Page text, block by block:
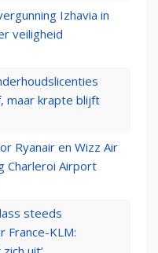
Izhavia in
veiligheid
maar krapte blijft
Ryanair en Wizz Air
Charleroi Airport
steeds
France-KLM: